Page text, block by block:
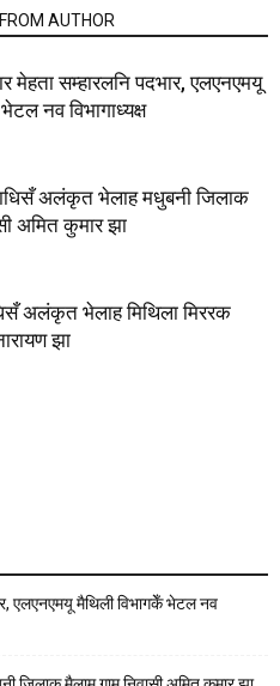
AUTHOR
मेहता सम्हारलनि पदभार, एलएनएमयू
नव विभागाध्यक्ष
अलंकृत भेलाह मधुबनी जिलाक
अमित कुमार झा
अलंकृत भेलाह मिथिला मिररक
झा
एलएनएमयू मैथिली विभागकेँ भेटल नव